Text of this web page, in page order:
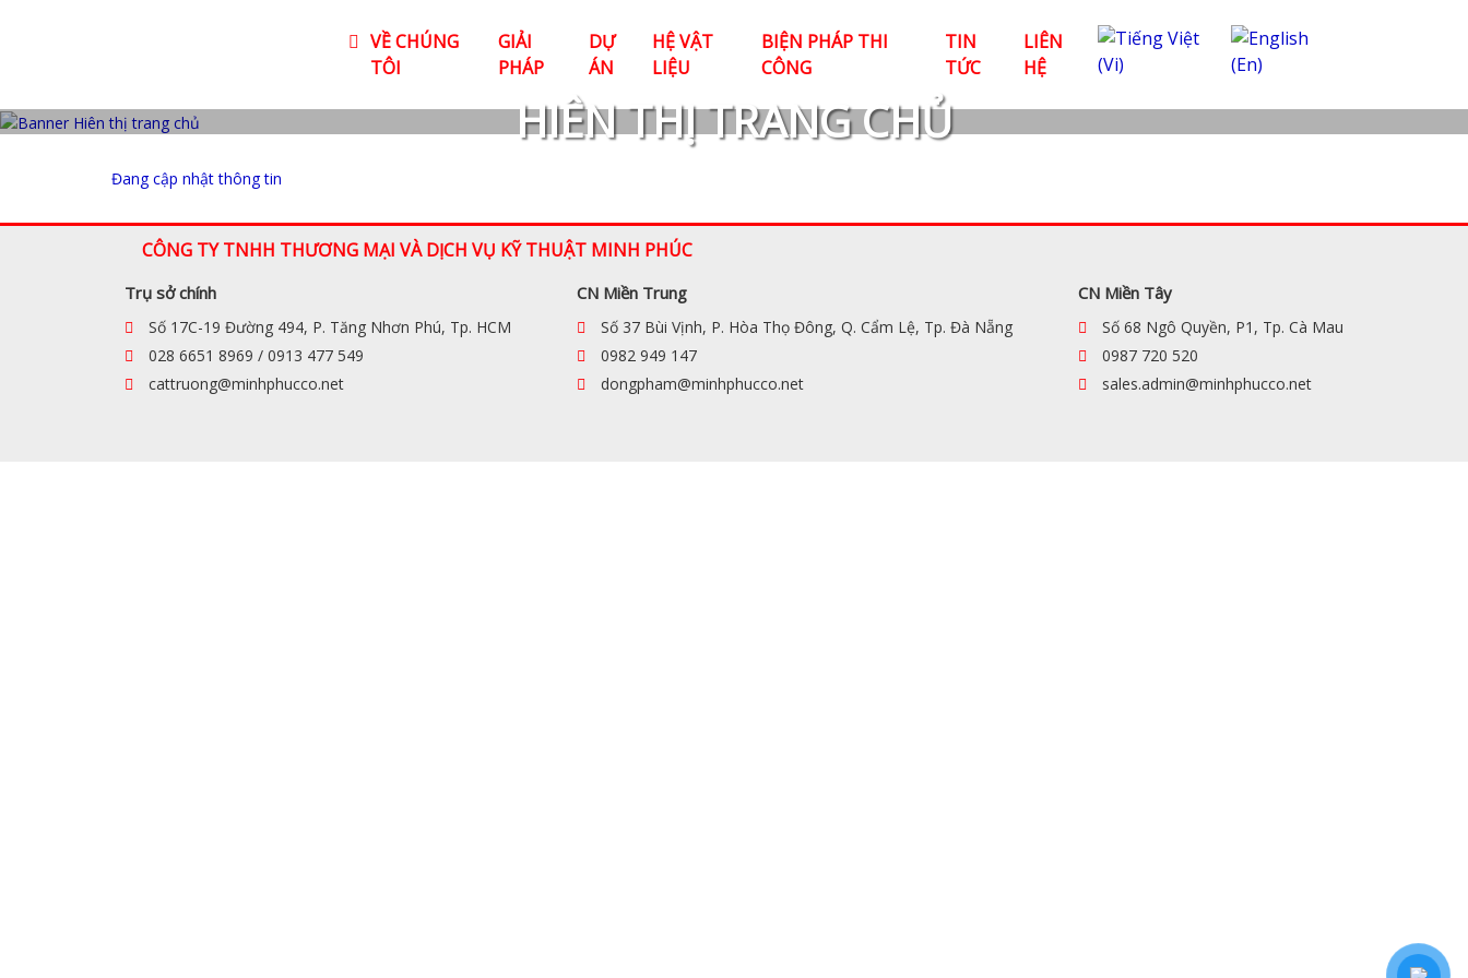
VỀ CHÚNG
TÔI
GIẢI
PHÁP
DỰ
ÁN
HỆ VẬT
LIỆU
BIỆN PHÁP THI
CÔNG
TIN
TỨC
LIÊN
HỆ
HIÊN THỊ TRANG CHỦ
Đang cập nhật thông tin
CÔNG TY TNHH THƯƠNG MẠI VÀ DỊCH VỤ KỸ THUẬT MINH PHÚC
Trụ sở chính
Số 17C-19 Đường 494, P. Tăng Nhơn Phú, Tp. HCM
028 6651 8969 / 0913 477 549
cattruong@minhphucco.net
CN Miền Trung
Số 37 Bùi Vịnh, P. Hòa Thọ Đông, Q. Cẩm Lệ, Tp. Đà Nẵng
0982 949 147
dongpham@minhphucco.net
CN Miền Tây
Số 68 Ngô Quyền, P1, Tp. Cà Mau
0987 720 520
sales.admin@minhphucco.net